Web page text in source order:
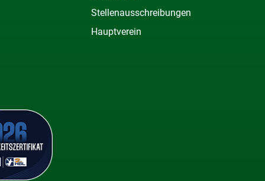
Stellenausschreibungen
Hauptverein